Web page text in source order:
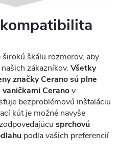
škálu rozmerov, aby
zákazníkov. Všetky
značky Cerano sú plne
Ceranov
bezproblémovú inštaláciu
kút je možné navyše
sprchovú
podľa vašich preferencií